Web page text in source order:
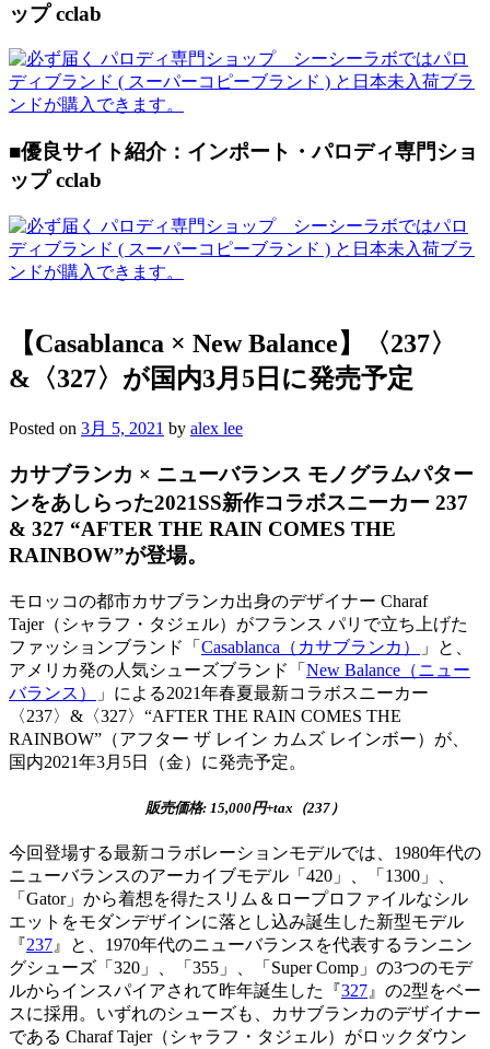
ップ cclab
■優良サイト紹介：インポート・パロディ専門ショ
ップ cclab
【Casablanca × New Balance】〈237〉
&〈327〉が国内3月5日に発売予定
Posted on 3月 5, 2021 by alex lee
カサブランカ × ニューバランス モノグラムパター
ンをあしらった2021SS新作コラボスニーカー 237
& 327 “AFTER THE RAIN COMES THE
RAINBOW”が登場。
モロッコの都市カサブランカ出身のデザイナー Charaf
Tajer（シャラフ・タジェル）がフランス パリで立ち上げた
ファッションブランド「 Casablanca（カサブランカ）
」と、
アメリカ発の人気シューズブランド「 New Balance（ニュー
バランス）
」による2021年春夏最新コラボスニーカー
〈237〉&〈327〉“AFTER THE RAIN COMES THE
RAINBOW”（アフター ザ レイン カムズ レインボー）が、
国内2021年3月5日（金）に発売予定。
販売価格: 15,000円+tax（237）
今回登場する最新コラボレーションモデルでは、1980年代の
ニューバランスのアーカイブモデル「420」、「1300」、
「Gator」から着想を得たスリム＆ロープロファイルなシル
エットをモダンデザインに落とし込み誕生した新型モデル
『 237』と、1970年代のニューバランスを代表するランニン
グシューズ「320」、「355」、「Super Comp」の3つのモデ
ルからインスパイアされて昨年誕生した『 327』の2型をベー
スに採用。いずれのシューズも、カサブランカのデザイナー
である Charaf Tajer（シャラフ・タジェル）がロックダウン